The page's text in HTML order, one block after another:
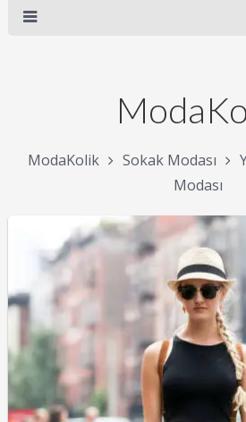
ModaKolik Sokak Modası
Modası